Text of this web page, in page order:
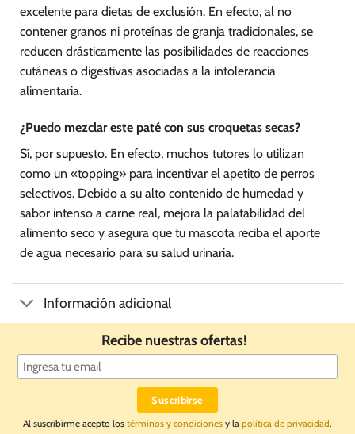
excelente para dietas de exclusión. En efecto, al no
contener granos ni proteínas de granja tradicionales, se
reducen drásticamente las posibilidades de reacciones
cutáneas o digestivas asociadas a la intolerancia
alimentaria.
¿Puedo mezclar este paté con sus croquetas secas?
Sí, por supuesto. En efecto, muchos tutores lo utilizan
como un «topping» para incentivar el apetito de perros
selectivos. Debido a su alto contenido de humedad y
sabor intenso a carne real, mejora la palatabilidad del
alimento seco y asegura que tu mascota reciba el aporte
de agua necesario para su salud urinaria.
Información adicional
Recibe nuestras ofertas!
Al suscribirme acepto los términos y condiciones y la política de privacidad.